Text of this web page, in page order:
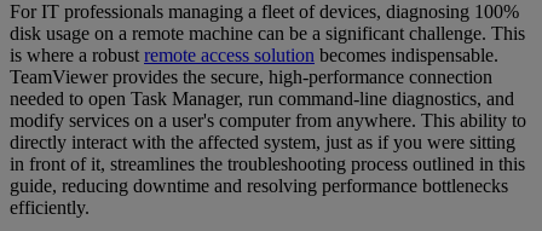
For IT professionals managing a fleet of devices, diagnosing 100%
disk usage on a remote machine can be a significant challenge. This
is where a robust remote access solution becomes indispensable.
TeamViewer provides the secure, high-performance connection
needed to open Task Manager, run command-line diagnostics, and
modify services on a user's computer from anywhere. This ability to
directly interact with the affected system, just as if you were sitting
in front of it, streamlines the troubleshooting process outlined in this
guide, reducing downtime and resolving performance bottlenecks
efficiently.